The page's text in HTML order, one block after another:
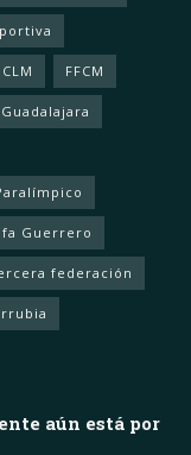
FFCM
Guadalajara
Guerrero
federación
aún está por